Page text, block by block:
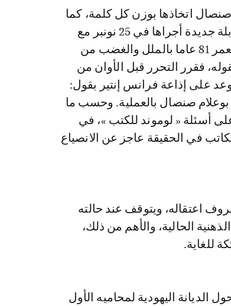
اتخاذها بوزن كل كلمة، كما
. فقد شعر الكاتب البالغ من العمر 81 عاما بالملل والغضب من
فقرر التحرر قبل الأوان من
على إذاعة فرانس إنتير بقول:
صنصال بالعملية. وحسب ما
أسئلة « لوموند للكتب »، في
في الحقيقة عاجز عن الانصياع
اعتقاله، ويتوقف عند حالته
الحالية، والأهم من ذلك،
للغاية.
اليهودية لمحاميه الأول